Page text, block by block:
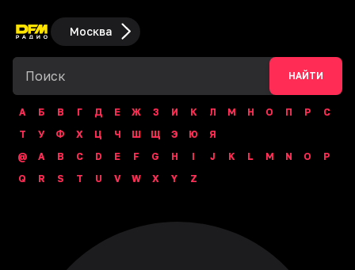
Москва
НАЙТИ
А Б В Г Д Е Ж З И К Л М Н О П Р
С
Т
У Ф Х Ц Ч Ш Щ Э Ю
Я
@
A B C D E F G H I J K L M N O
P
Q
R S T U V W X Y Z